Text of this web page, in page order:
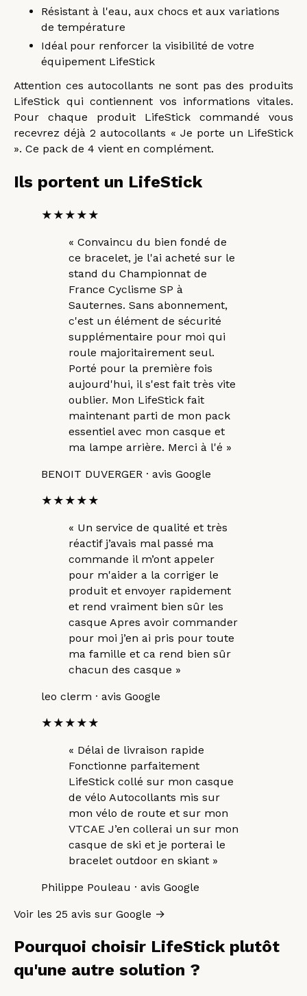
Résistant à l'eau, aux chocs et aux variations
de température
Idéal pour renforcer la visibilité de votre
équipement LifeStick
Attention ces autocollants ne sont pas des produits
LifeStick qui contiennent vos informations vitales.
Pour chaque produit LifeStick commandé vous
recevrez déjà 2 autocollants « Je porte un LifeStick
». Ce pack de 4 vient en complément.
Ils portent un LifeStick
★★★★★
« Convaincu du bien fondé de
ce bracelet, je l'ai acheté sur le
stand du Championnat de
France Cyclisme SP à
Sauternes. Sans abonnement,
c'est un élément de sécurité
supplémentaire pour moi qui
roule majoritairement seul.
Porté pour la première fois
aujourd'hui, il s'est fait très vite
oublier. Mon LifeStick fait
maintenant parti de mon pack
essentiel avec mon casque et
ma lampe arrière. Merci à l'é »
BENOIT DUVERGER · avis Google
★★★★★
« Un service de qualité et très
réactif j’avais mal passé ma
commande il m’ont appeler
pour m'aider a la corriger le
produit et envoyer rapidement
et rend vraiment bien sûr les
casque Apres avoir commander
pour moi j’en ai pris pour toute
ma famille et ca rend bien sûr
chacun des casque »
leo clerm · avis Google
★★★★★
« Délai de livraison rapide
Fonctionne parfaitement
LifeStick collé sur mon casque
de vélo Autocollants mis sur
mon vélo de route et sur mon
VTCAE J’en collerai un sur mon
casque de ski et je porterai le
bracelet outdoor en skiant »
Philippe Pouleau · avis Google
Voir les 25 avis sur Google →
Pourquoi choisir LifeStick plutôt
qu'une autre solution ?